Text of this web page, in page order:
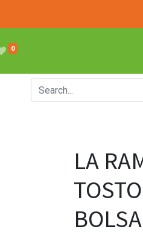
0
LA
BOLSA